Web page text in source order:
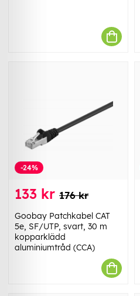
-24%
133 kr 176 kr
Goobay Patchkabel CAT
5e, SF/UTP, svart, 30 m
kopparklädd
aluminiumtråd (CCA)